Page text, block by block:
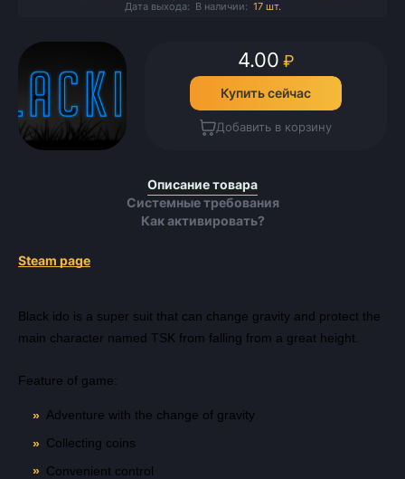
Дата выхода: В наличии: 17 шт.
Описание товара
Системные требования
Как активировать?
Steam page
Black ido is a super suit that can change gravity and protect the
main character named TSK from falling from a great height.
Feature of game:
Adventure with the change of gravity
Collecting coins
Convenient control
4.00 ₽
Купить сейчас
Добавить в корзину